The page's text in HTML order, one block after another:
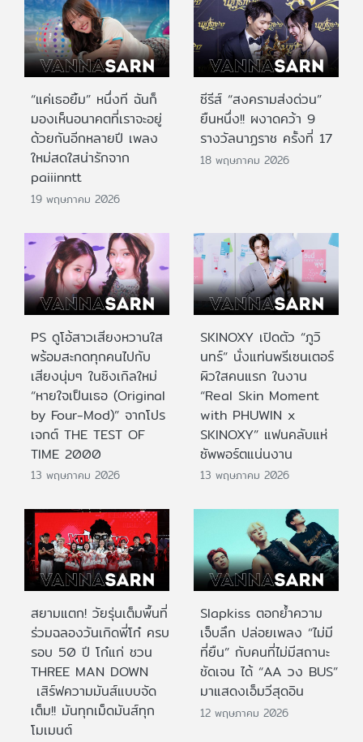
“แค่เธอยิ้ม” หนึ่งที ฉันก็
มองเห็นอนาคตที่เราจะอยู่
ด้วยกันอีกหลายปี เพลง
ใหม่สดใสน่ารักจาก
paiiinntt
19 พฤษภาคม 2026
ซีรีส์ “สงครามส่งด่วน”
ยืนหนึ่ง!! ผงาดคว้า 9
รางวัลนาฏราช ครั้งที่ 17
18 พฤษภาคม 2026
PS ดูโอ้สาวเสียงหวานใส
พร้อมสะกดทุกคนไปกับ
เสียงนุ่มๆ ในซิงเกิลใหม่
“หายใจเป็นเธอ (Original
by Four-Mod)” จากโปร
เจกต์ THE TEST OF
TIME 2000
13 พฤษภาคม 2026
SKINOXY เปิดตัว “ภูวิ
นทร์” นั่งแท่นพรีเซนเตอร์
ผิวใสคนแรก ในงาน
“Real Skin Moment
with PHUWIN x
SKINOXY” แฟนคลับแห่
ซัพพอร์ตแน่นงาน
13 พฤษภาคม 2026
สยามแตก! วัยรุ่นเต็มพื้นที่
ร่วมฉลองวันเกิดพี่โก๋ ครบ
รอบ 50 ปี โก๋แก่ ชวน
THREE MAN DOWN
เสิร์ฟความมันส์แบบจัด
เต็ม!! มันทุกเม็ดมันส์ทุก
โมเมนต์
Slapkiss ตอกย้ำความ
เจ็บลึก ปล่อยเพลง “ไม่มี
ที่ยืน” กับคนที่ไม่มีสถานะ
ชัดเจน ได้ “AA วง BUS”
มาแสดงเอ็มวีสุดอิน
12 พฤษภาคม 2026